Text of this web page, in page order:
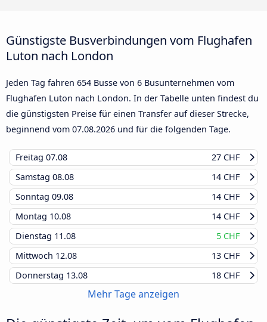
Günstigste Busverbindungen vom Flughafen
Luton nach London
Jeden Tag fahren 654 Busse von 6 Busunternehmen vom
Flughafen Luton nach London. In der Tabelle unten findest du
die günstigsten Preise für einen Transfer auf dieser Strecke,
beginnend vom 07.08.2026 und für die folgenden Tage.
Freitag 07.08
27 CHF
Samstag 08.08
14 CHF
Sonntag 09.08
14 CHF
Montag 10.08
14 CHF
Dienstag 11.08
5 CHF
Mittwoch 12.08
13 CHF
Donnerstag 13.08 18 CHF
Mehr Tage anzeigen